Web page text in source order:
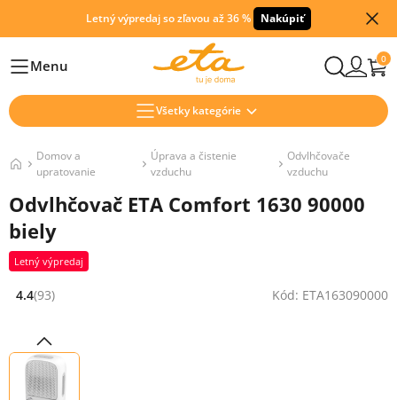
Letný výpredaj so zľavou až 36 % Nakúpiť
HlavníMenu 0
Všetky kategórie
Domov a
upratovanie
Úprava a čistenie
vzduchu
Odvlhčovače
vzduchu
Odvlhčovač ETA Comfort 1630 90000
biely
Letný výpredaj
Hodnocení: 4.4 z 5 (93 recenzí)
4.4(93) Kód: ETA163090000